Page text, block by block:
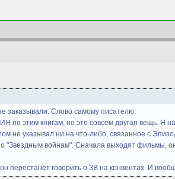
заказывали. Слово самому писателю:
этим книгам, но это совсем другая вещь. Я
не указывал ни на что-либо, связанное с
"Звездным войнам". Сначала выходят фильмы,
перестанет говорить о ЗВ на конвентах. И